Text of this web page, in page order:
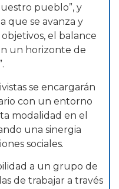
pueblo”, y
que se avanza y
el balance
un horizonte de
se encargarán
con un entorno
modalidad en el
una sinergia
sociales.
a un grupo de
de trabajar a través